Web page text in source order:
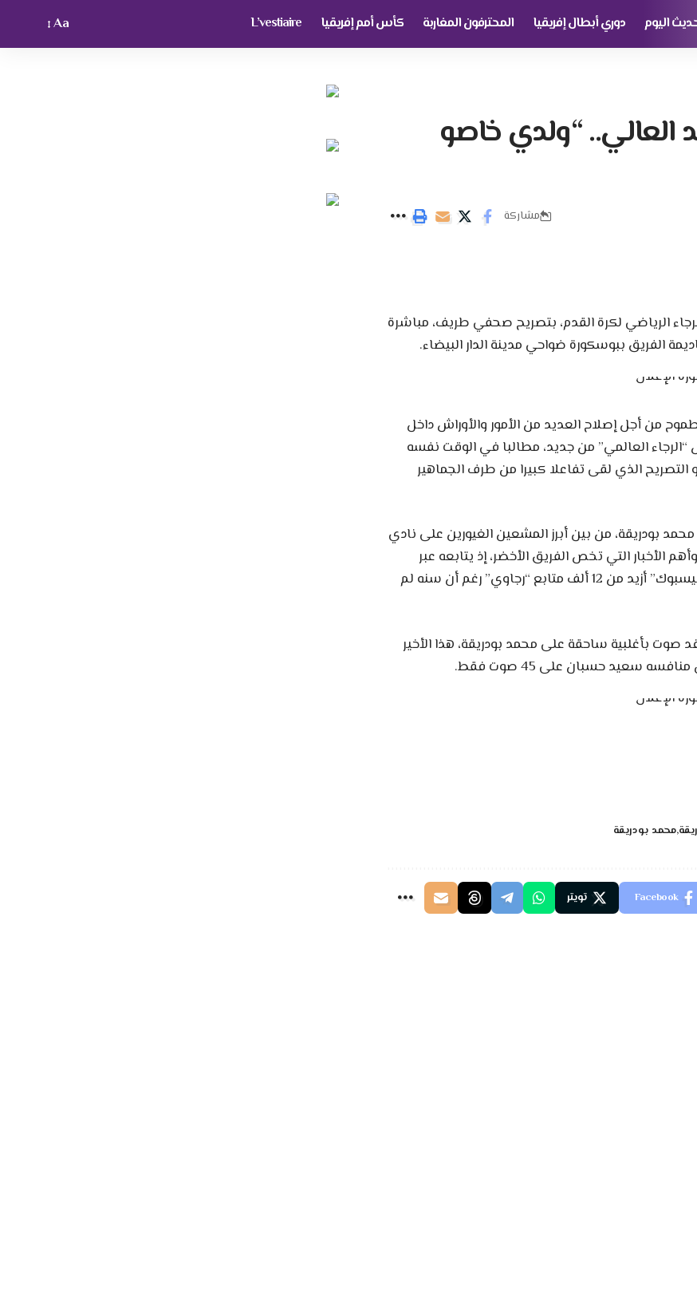
اليوم دوري أبطال إفريقيا المحترفون المغاربة كأس أمم إفريقيا L’vestiaire
Aa
العالي.. “ولدي خاصو
مشاركة
الرياضي لكرة القدم، بتصريح صحفي طريف، مباشرة
الفريق ببوسكورة ضواحي مدينة الدار البيضاء.
من أجل إصلاح العديد من الأمور والأوراش داخل
العالمي” من جديد، مطالبا في الوقت نفسه
التصريح الذي لقى تفاعلا كبيرا من طرف الجماهير
بودريقة، من بين أبرز المشعين الغيورين على نادي
الأخبار التي تخص الفريق الأخضر، إذ يتابعه عبر
صفحته الرسمية على موقع التواصل الاجتماعي “فيسبوك” أزيد من 12 ألف متابع “رجاوي” رغم أن سنه لم
صوت بأغلبية ساحقة على محمد بودريقة، هذا الأخير
محمد بودريقة
Facebook تويتر